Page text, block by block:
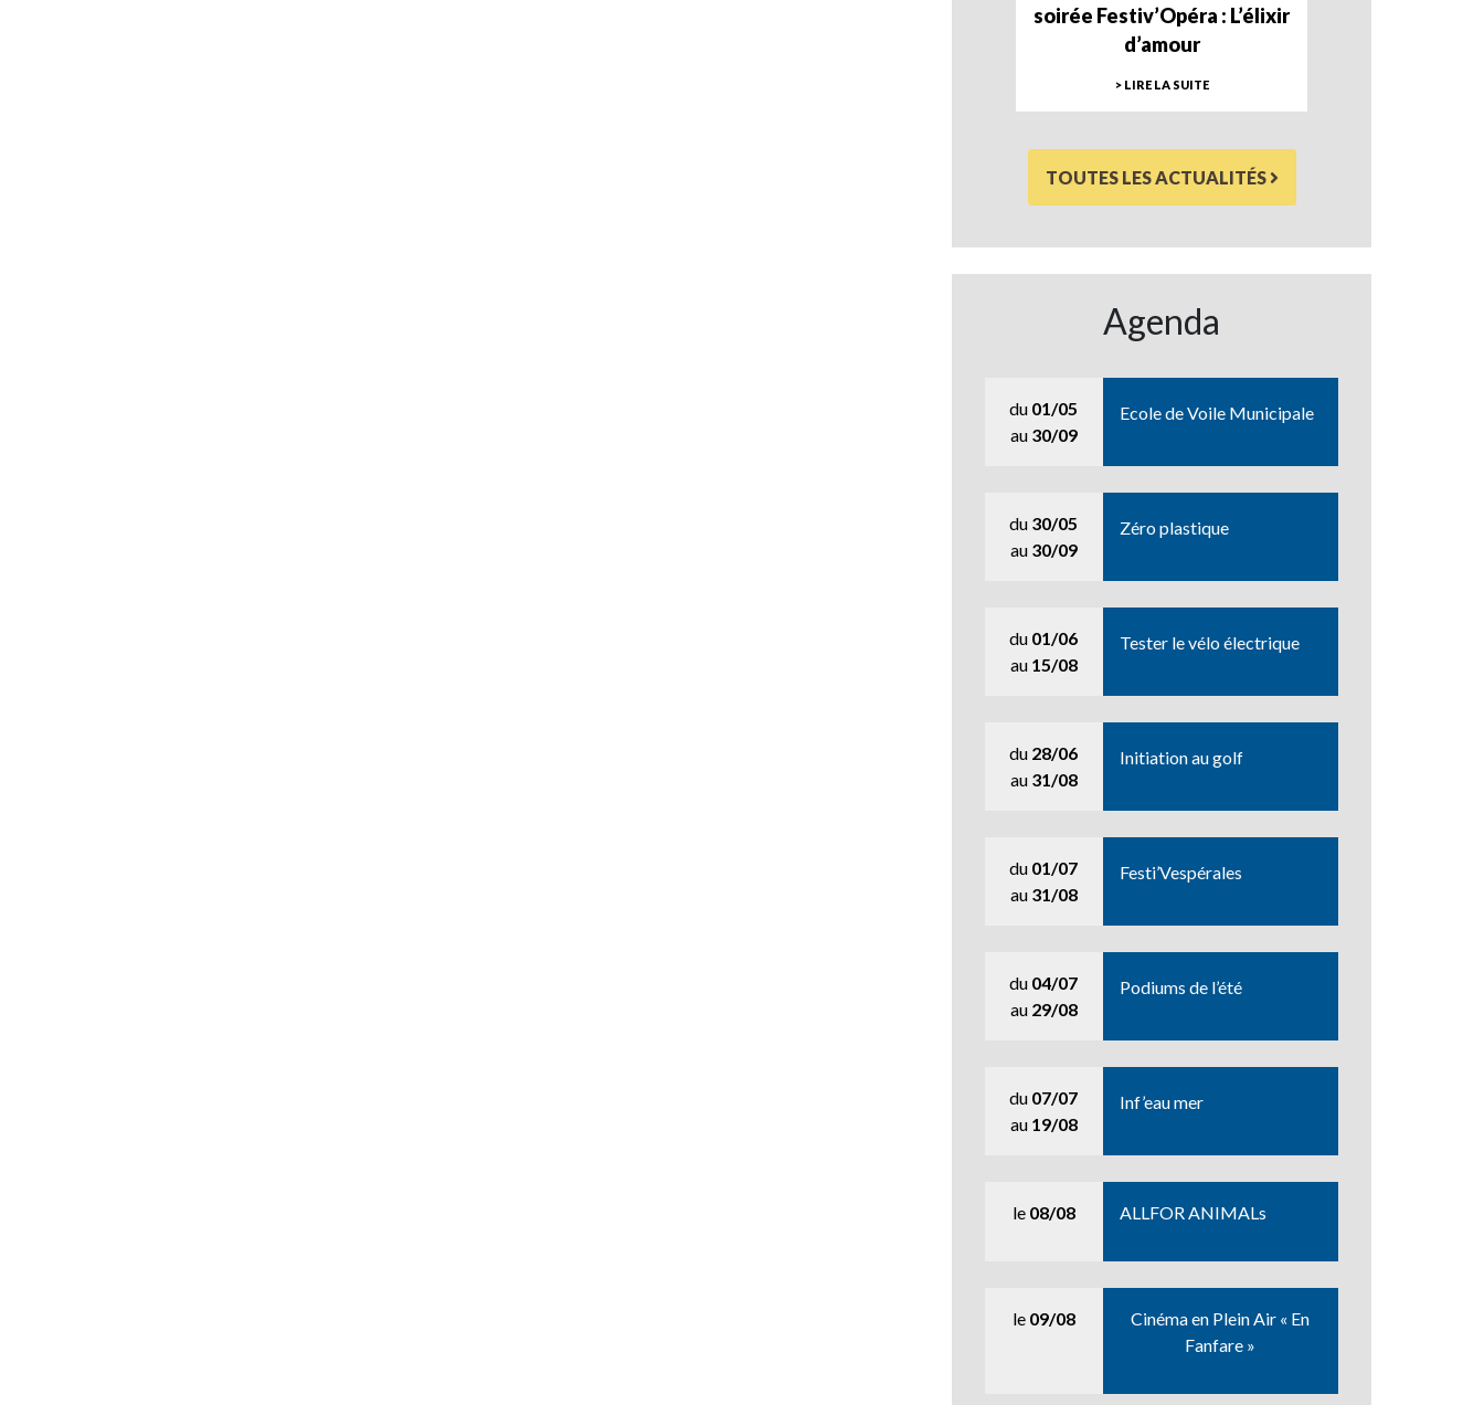
soirée Festiv’Opéra : L’élixir
d’amour
> LIRE LA SUITE
TOUTES LES ACTUALITÉS
Agenda
du 01/05
au 30/09
Ecole de Voile Municipale
du 30/05
au 30/09
Zéro plastique
du 01/06
au 15/08
Tester le vélo électrique
du 28/06
au 31/08
Initiation au golf
du 01/07
au 31/08
Festi’Vespérales
du 04/07
au 29/08
Podiums de l’été
du 07/07
au 19/08
Inf’eau mer
le 08/08 ALLFOR ANIMALs
le 09/08
Cinéma en Plein Air « En
Fanfare »